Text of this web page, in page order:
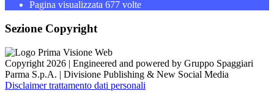
Pagina visualizzata 677 volte
Sezione Copyright
Copyright 2026 | Engineered and powered by Gruppo Spaggiari
Parma S.p.A. | Divisione Publishing & New Social Media
Disclaimer trattamento dati personali